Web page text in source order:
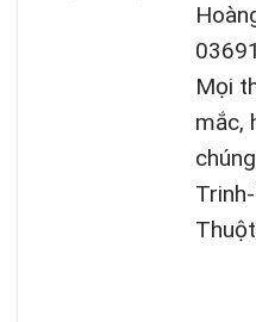
Mọi
mắc,